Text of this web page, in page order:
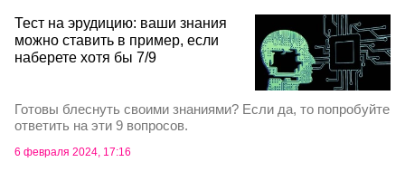
Тест на эрудицию: ваши знания
можно ставить в пример, если
наберете хотя бы 7/9
Готовы блеснуть своими знаниями? Если да, то попробуйте
ответить на эти 9 вопросов.
6 февраля 2024, 17:16